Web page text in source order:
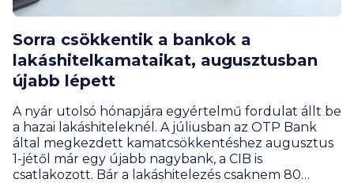
Sorra csökkentik a bankok a
lakáshitelkamataikat, augusztusban
újabb lépett
A nyár utolsó hónapjára egyértelmű fordulat állt be
a hazai lakáshiteleknél. A júliusban az OTP Bank
által megkezdett kamatcsökkentéshez augusztus
1-jétől már egy újabb nagybank, a CIB is
csatlakozott. Bár a lakáshitelezés csaknem 80